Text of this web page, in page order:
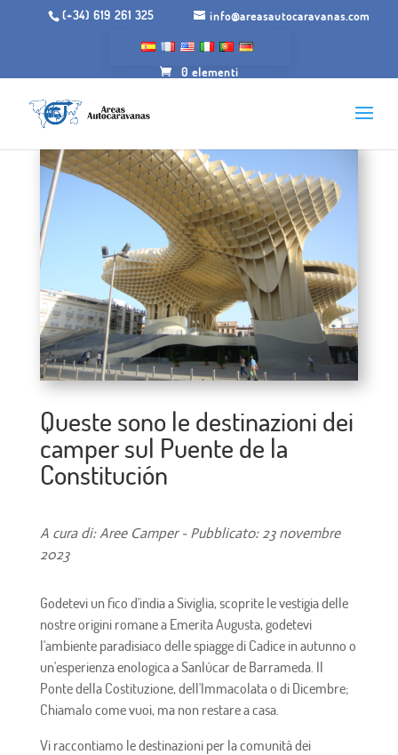
(+34) 619 261 325 info@areasautocaravanas.com
0 elementi
Queste sono le destinazioni dei
camper sul Puente de la
Constitución
A cura di: Aree Camper - Pubblicato: 23 novembre
2023
Godetevi un fico d'india a Siviglia, scoprite le vestigia delle
nostre origini romane a Emerita Augusta, godetevi
l'ambiente paradisiaco delle spiagge di Cadice in autunno o
un'esperienza enologica a Sanlúcar de Barrameda. Il
Ponte della Costituzione, dell'Immacolata o di Dicembre;
Chiamalo come vuoi, ma non restare a casa.
Vi raccontiamo le destinazioni per la comunità dei